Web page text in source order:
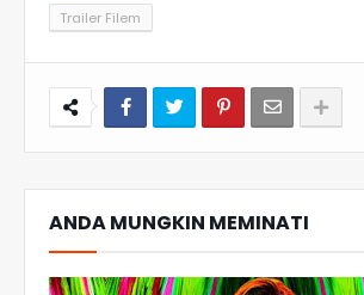
Trailer Filem
ANDA MUNGKIN MEMINATI